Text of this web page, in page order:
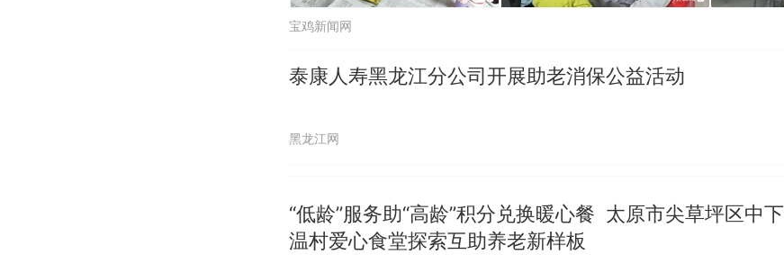
宝鸡新闻网
泰康人寿黑龙江分公司开展助老消保公益活动
黑龙江网
“低龄”服务助“高龄”积分兑换暖心餐 太原市尖草坪区中下
温村爱心食堂探索互助养老新样板